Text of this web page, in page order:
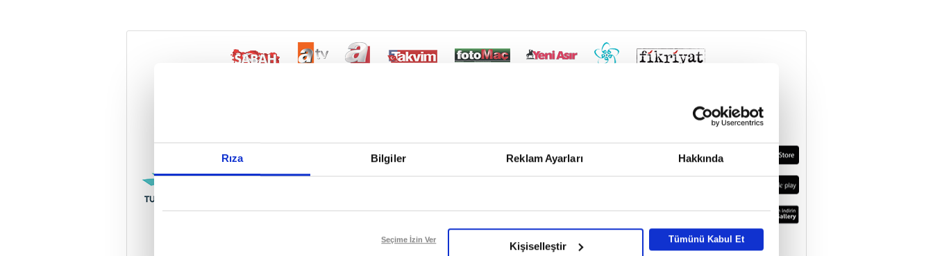
Rıza Bilgiler Reklam Ayarları Hakkında
Reddet
Seçime İzin Ver
Kişiselleştir
Tümünü Kabul Et